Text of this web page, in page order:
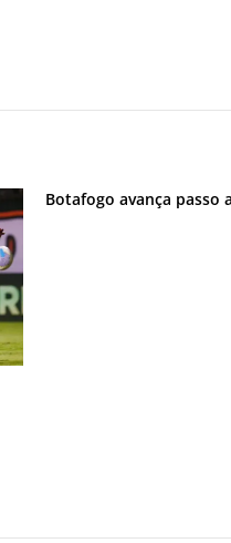
Botafogo avança passo